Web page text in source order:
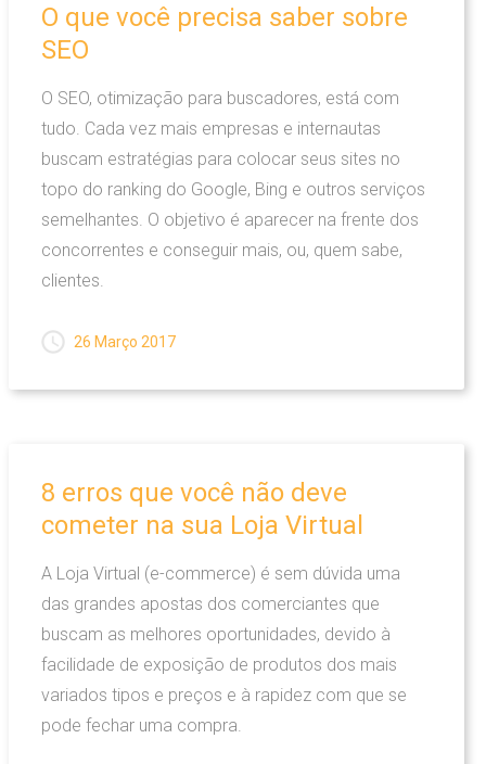
O que você precisa saber sobre
SEO
O SEO, otimização para buscadores, está com
tudo. Cada vez mais empresas e internautas
buscam estratégias para colocar seus sites no
topo do ranking do Google, Bing e outros serviços
semelhantes. O objetivo é aparecer na frente dos
concorrentes e conseguir mais, ou, quem sabe,
clientes.
26 Março 2017
8 erros que você não deve
cometer na sua Loja Virtual
A Loja Virtual (e-commerce) é sem dúvida uma
das grandes apostas dos comerciantes que
buscam as melhores oportunidades, devido à
facilidade de exposição de produtos dos mais
variados tipos e preços e à rapidez com que se
pode fechar uma compra.